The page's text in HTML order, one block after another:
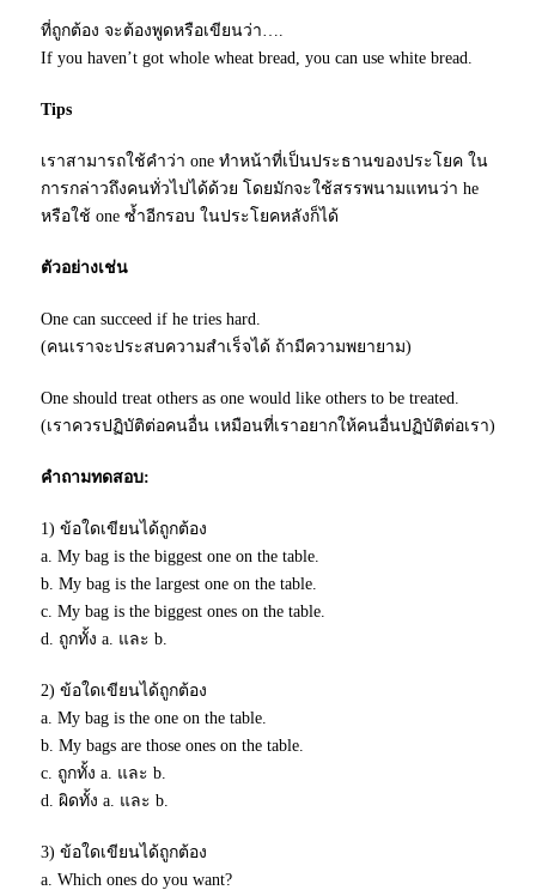
ที่ถูกต้อง จะต้องพูดหรือเขียนว่า….
If you haven’t got whole wheat bread, you can use white bread.
Tips
เราสามารถใช้คำว่า one ทำหน้าที่เป็นประธานของประโยค ใน
การกล่าวถึงคนทั่วไปได้ด้วย โดยมักจะใช้สรรพนามแทนว่า he
หรือใช้ one ซ้ำอีกรอบ ในประโยคหลังก็ได้
ตัวอย่างเช่น
One can succeed if he tries hard.
(คนเราจะประสบความสำเร็จได้ ถ้ามีความพยายาม)
One should treat others as one would like others to be treated.
(เราควรปฏิบัติต่อคนอื่น เหมือนที่เราอยากให้คนอื่นปฏิบัติต่อเรา)
คำถามทดสอบ:
1) ข้อใดเขียนได้ถูกต้อง
a. My bag is the biggest one on the table.
b. My bag is the largest one on the table.
c. My bag is the biggest ones on the table.
d. ถูกทั้ง a. และ b.
2) ข้อใดเขียนได้ถูกต้อง
a. My bag is the one on the table.
b. My bags are those ones on the table.
c. ถูกทั้ง a. และ b.
d. ผิดทั้ง a. และ b.
3) ข้อใดเขียนได้ถูกต้อง
a. Which ones do you want?